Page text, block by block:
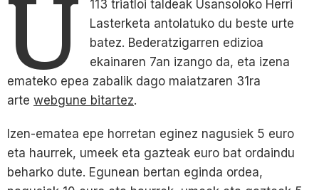
U
113 triatloi taldeak Usansoloko Herri
Lasterketa antolatuko du beste urte
batez. Bederatzigarren edizioa
ekainaren 7an izango da, eta izena
emateko epea zabalik dago maiatzaren 31ra
arte webgune bitartez.
Izen-ematea epe horretan eginez nagusiek 5 euro
eta haurrek, umeek eta gazteak euro bat ordaindu
beharko dute. Egunean bertan eginda ordea,